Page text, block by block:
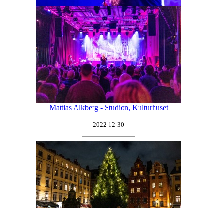
Mattias Alkberg - Studion, Kulturhuset
2022-12-30